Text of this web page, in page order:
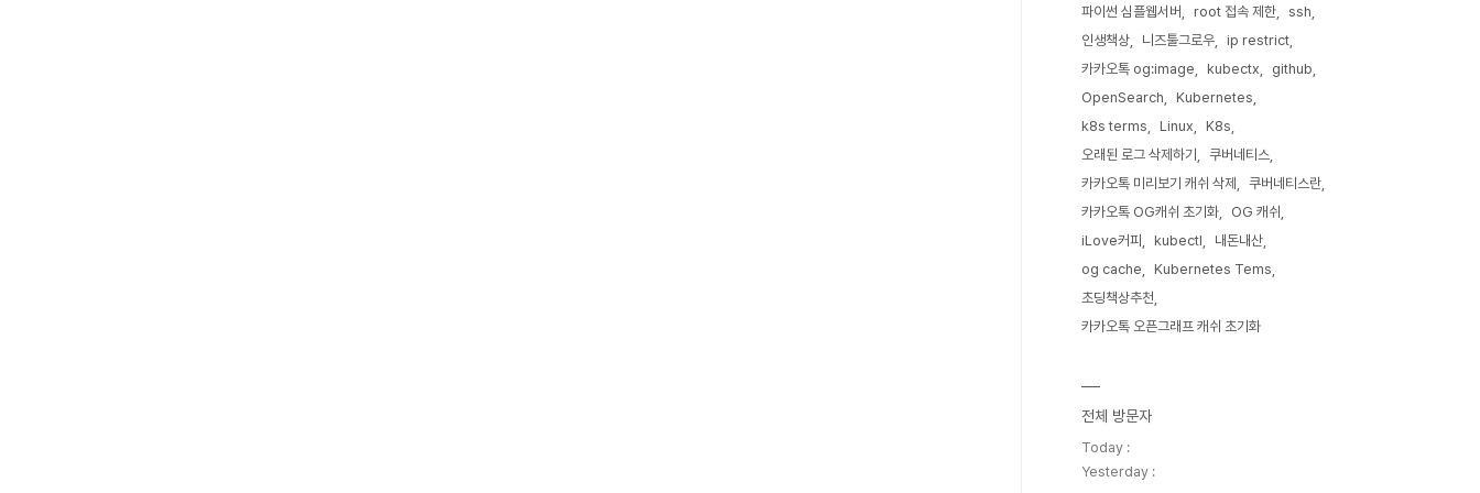
파이썬 심플웹서버 root 접속 제한
ssh
인생책상
니즈툴그로우
ip restrict
카카오톡 og:image
kubectx
github
OpenSearch
Kubernetes
k8s terms
Linux
K8s
오래된 로그 삭제하기
쿠버네티스
카카오톡 미리보기 캐쉬 삭제
쿠버네티스란
카카오톡 OG캐쉬 초기화
OG 캐쉬
iLove커피
kubectl
내돈내산
og cache
Kubernetes Tems
초딩책상추천
카카오톡 오픈그래프 캐쉬 초기화
전체 방문자
Today :
Yesterday :